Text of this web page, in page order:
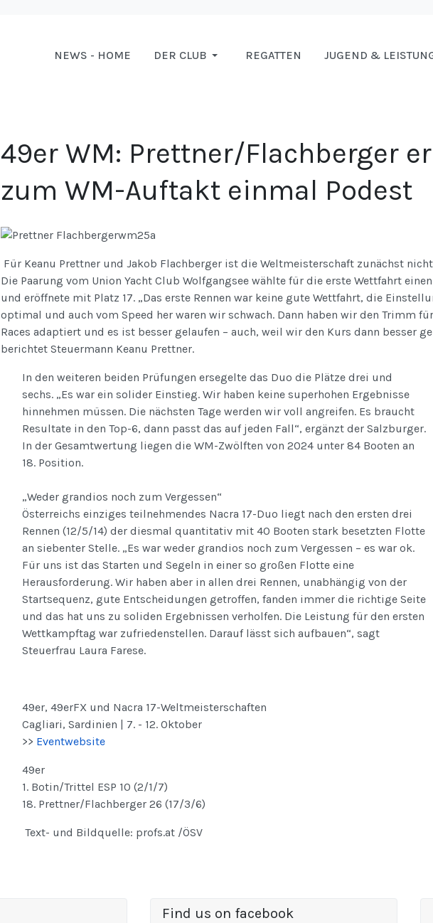
NEWS - HOME DER CLUB REGATTEN JUGEND &
49er WM: Prettner/Flachberger
zum WM-Auftakt einmal Podest
Für Keanu Prettner und Jakob Flachberger ist die Weltmeisterschaft zunächst
Die Paarung vom Union Yacht Club Wolfgangsee wählte für die erste Wettfahrt
und eröffnete mit Platz 17. „Das erste Rennen war keine gute Wettfahrt, die
optimal und auch vom Speed her waren wir schwach. Dann haben wir den Trimm
Races adaptiert und es ist besser gelaufen – auch, weil wir den Kurs dann besser
berichtet Steuermann Keanu Prettner.
In den weiteren beiden Prüfungen ersegelte das Duo die Plätze drei und
sechs. „Es war ein solider Einstieg. Wir haben keine superhohen Ergebnisse
hinnehmen müssen. Die nächsten Tage werden wir voll angreifen. Es braucht
Resultate in den Top-6, dann passt das auf jeden Fall“, ergänzt der Salzburger.
In der Gesamtwertung liegen die WM-Zwölften von 2024 unter 84 Booten an
18. Position.
„Weder grandios noch zum Vergessen“
Österreichs einziges teilnehmendes Nacra 17-Duo liegt nach den ersten drei
Rennen (12/5/14) der diesmal quantitativ mit 40 Booten stark besetzten Flotte
an siebenter Stelle. „Es war weder grandios noch zum Vergessen – es war ok.
Für uns ist das Starten und Segeln in einer so großen Flotte eine
Herausforderung. Wir haben aber in allen drei Rennen, unabhängig von der
Startsequenz, gute Entscheidungen getroffen, fanden immer die richtige Seite
und das hat uns zu soliden Ergebnissen verholfen. Die Leistung für den ersten
Wettkampftag war zufriedenstellen. Darauf lässt sich aufbauen“, sagt
Steuerfrau Laura Farese.
49er, 49erFX und Nacra 17-Weltmeisterschaften
Cagliari, Sardinien | 7. - 12. Oktober
>> Eventwebsite
49er
1. Botin/Trittel ESP 10 (2/1/7)
18. Prettner/Flachberger 26 (17/3/6)
Text- und Bildquelle: profs.at /ÖSV
Find us on facebook